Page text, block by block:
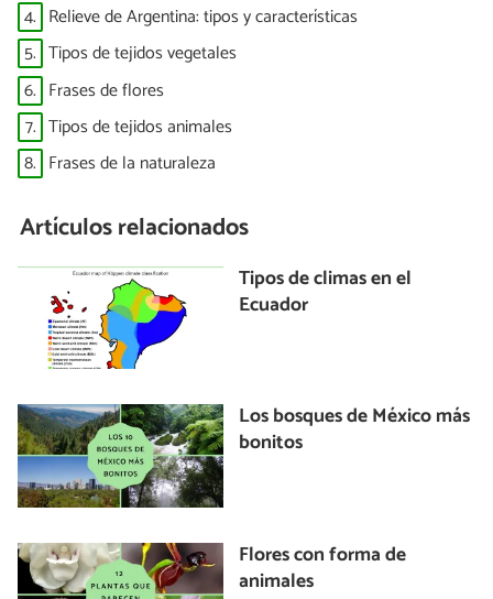
4. Relieve de Argentina: tipos y características
5. Tipos de tejidos vegetales
6. Frases de flores
7. Tipos de tejidos animales
8. Frases de la naturaleza
Artículos relacionados
Tipos de climas en el
Ecuador
Los bosques de México más
bonitos
Flores con forma de
animales